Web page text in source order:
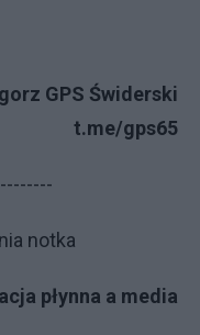
GPS Świderski
t.me/gps65
notka
płynna a media